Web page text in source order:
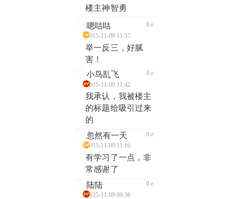
楼主神智勇
嗯咕咕
2015-11-09 11:57
0
举一反三，好腻
害！
小鸟乱飞
2015-11-09 11:42
0
我承认，我被楼主
的标题给吸引过来
的
忽然有一天
2015-11-09 11:16
0
有学习了一点，非
常感谢了
陆陆
2015-11-09 09:38
0